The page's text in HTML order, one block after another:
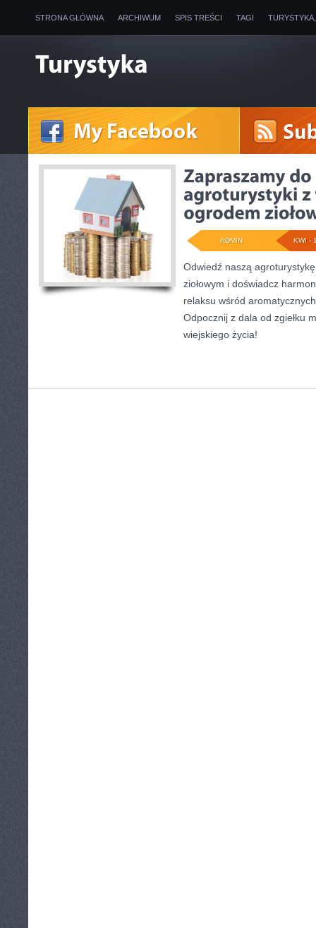
STRONA GŁÓWNA ARCHIWUM SPIS TREŚCI TAGI
KWI -
ADMIN
Odwiedź naszą
ziołowym i doświadcz
relaksu wśród
Odpocznij z dala od zgiełku
wiejskiego życia!